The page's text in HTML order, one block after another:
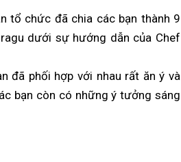
tổ chức đã chia các bạn thành 9
dưới sự hướng dẫn của Chef
đã phối hợp với nhau rất ăn ý và
bạn còn có những ý tưởng sáng